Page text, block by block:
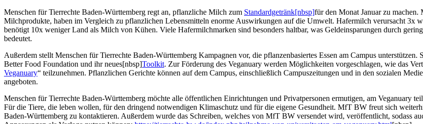
Menschen für Tierrechte Baden-Württemberg regt an, pflanzliche Milch zum Standardgetränk[nbsp]für den Monat Januar zu
Milchprodukte, haben im Vergleich zu pflanzlichen Lebensmitteln enorme Auswirkungen auf die Umwelt. Hafermilch verursacht 3x
benötigt 10x weniger Land als Milch von Kühen. Viele Hafermilchmarken sind besonders haltbar, was Geldeinsparungen durch
bedeutet.
Außerdem stellt Menschen für Tierrechte Baden-Württemberg Kampagnen vor, die pflanzenbasiertes Essen am Campus unterstützen.
Better Food Foundation und ihr neues[nbsp]Toolkit. Zur Förderung des Veganuary werden Möglichkeiten vorgeschlagen, wie das
Veganuary“ teilzunehmen. Pflanzlichen Gerichte können auf dem Campus, einschließlich Campuszeitungen und in den sozialen
angeboten.
Menschen für Tierrechte Baden-Württemberg möchte alle öffentlichen Einrichtungen und Privatpersonen ermutigen, am Veganuary
Für die Tiere, die leben wollen, für den dringend notwendigen Klimaschutz und für die eigene Gesundheit. MfT BW freut sich
Baden-Württemberg zu kontaktieren. Außerdem wurde das Schreiben, welches von MfT BW versendet wird, veröffentlicht, sodass